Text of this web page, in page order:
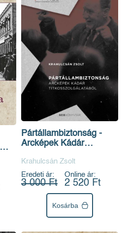
Pártállambiztonság -
Arcképek Kádár
Krahulcsán Zsolt
Eredeti ár:
3 000 Ft
Online ár:
2 520 Ft
Kosárba